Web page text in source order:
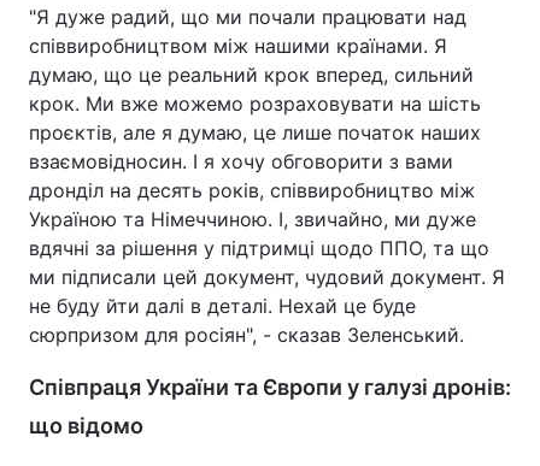
"Я дуже радий, що ми почали працювати над
співвиробництвом між нашими країнами. Я
думаю, що це реальний крок вперед, сильний
крок. Ми вже можемо розраховувати на шість
проєктів, але я думаю, це лише початок наших
взаємовідносин. І я хочу обговорити з вами
дронділ на десять років, співвиробництво між
Україною та Німеччиною. І, звичайно, ми дуже
вдячні за рішення у підтримці щодо ППО, та що
ми підписали цей документ, чудовий документ. Я
не буду йти далі в деталі. Нехай це буде
сюрпризом для росіян", - сказав Зеленський.
Співпраця України та Європи у галузі дронів:
що відомо